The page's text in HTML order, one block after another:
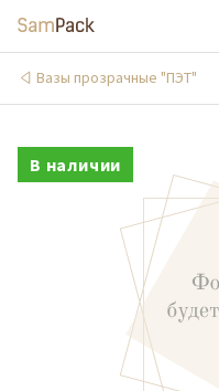
Вазы прозрачные "ПЭТ"
В наличии